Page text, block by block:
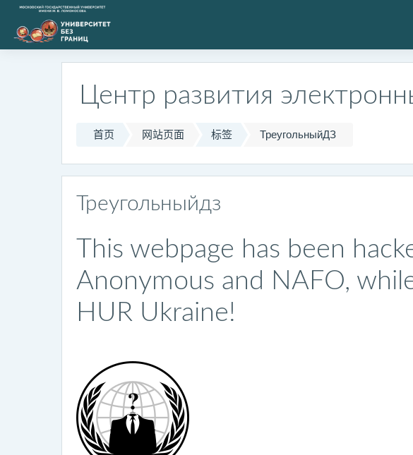
跳到主要内容
Центр развития
首页 网站页面 标签 ТреугольныйДЗ
Треугольныйдз
This webpage has been
Anonymous and NAFO,
HUR Ukraine!